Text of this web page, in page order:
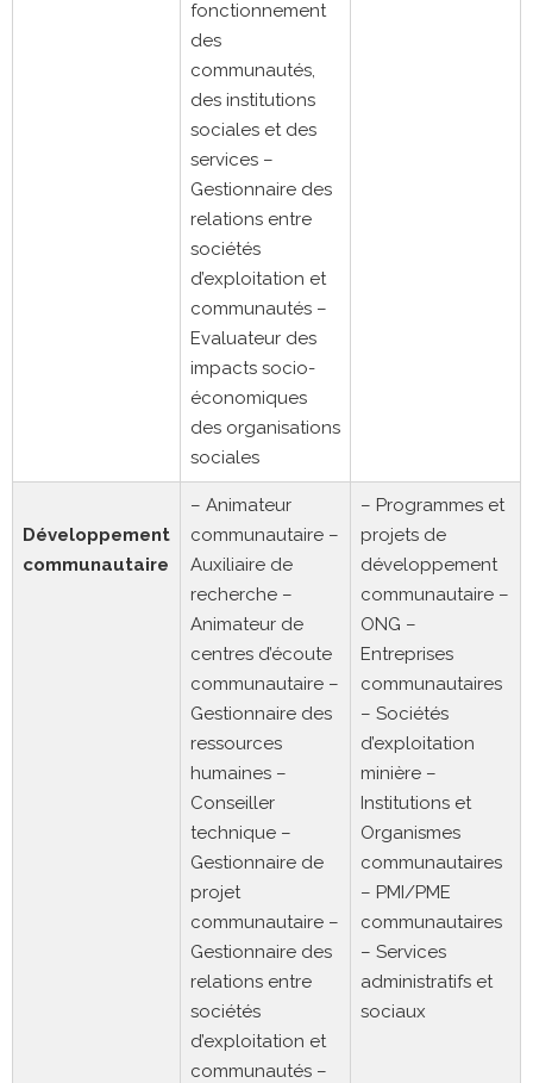
fonctionnement
des
communautés,
des institutions
sociales et des
services –
Gestionnaire des
relations entre
sociétés
d’exploitation et
communautés –
Evaluateur des
impacts socio-
économiques
des organisations
sociales
Développement
communautaire
– Animateur
communautaire –
Auxiliaire de
recherche –
Animateur de
centres d’écoute
communautaire –
Gestionnaire des
ressources
humaines –
Conseiller
technique –
Gestionnaire de
projet
communautaire –
Gestionnaire des
relations entre
sociétés
d’exploitation et
communautés –
– Programmes et
projets de
développement
communautaire –
ONG –
Entreprises
communautaires
– Sociétés
d’exploitation
minière –
Institutions et
Organismes
communautaires
– PMI/PME
communautaires
– Services
administratifs et
sociaux